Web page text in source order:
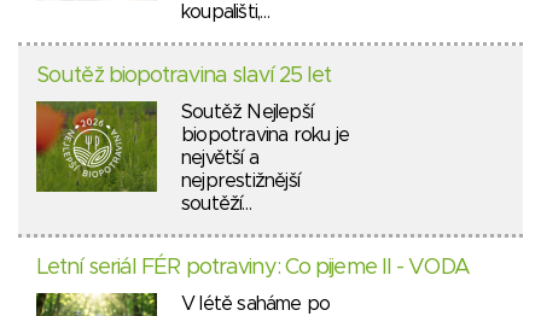
koupališti,…
Soutěž biopotravina slaví 25 let
Soutěž Nejlepší
biopotravina roku je
největší a
nejprestižnější
soutěží…
Letní seriál FÉR potraviny: Co pijeme II - VODA
V létě saháme po